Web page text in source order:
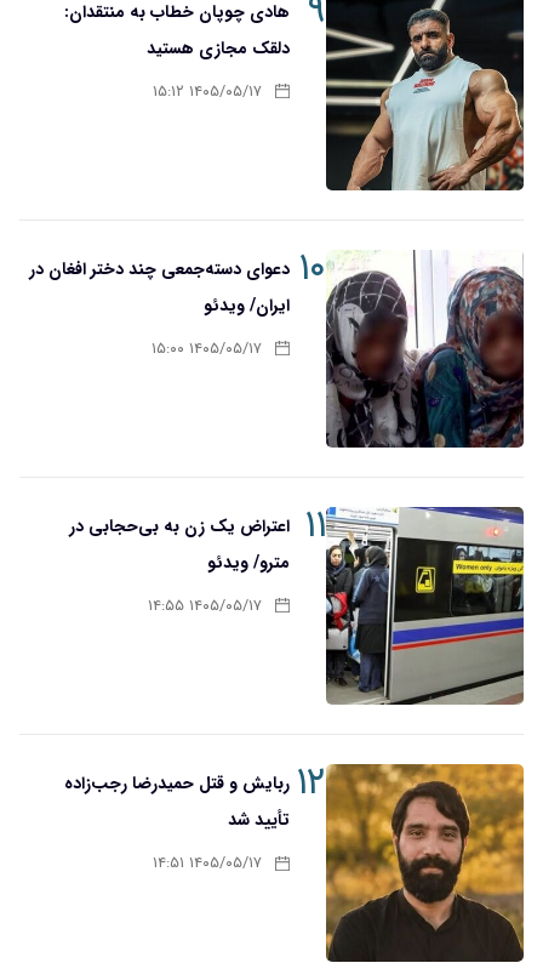
هادی چوپان خطاب به منتقدان:
دلقک مجازی هستید
۱۴۰۵/۰۵/۱۷ ۱۵:۱۲
۱۰ دعوای دسته‌جمعی چند دختر افغان در
ایران/ ویدئو
۱۴۰۵/۰۵/۱۷ ۱۵:۰۰
۱۱
اعتراض یک زن به بی‌حجابی در
مترو/ ویدئو
۱۴۰۵/۰۵/۱۷ ۱۴:۵۵
۱۲ ربایش و قتل حمیدرضا رجب‌زاده
تأیید شد
۱۴۰۵/۰۵/۱۷ ۱۴:۵۱